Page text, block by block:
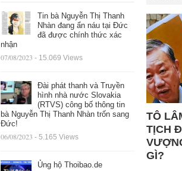
Tin bà Nguyễn Thị Thanh
Nhàn đang ẩn náu tại Đức
đã được chính thức xác
nhận
07/08/2023 - 15.069 Views
Đài phát thanh và Truyền
hình nhà nước Slovakia
(RTVS) công bố thông tin
bà Nguyễn Thị Thanh Nhàn trốn sang
Đức!
06/08/2023 - 5.165 Views
Ủng hộ Thoibao.de
TÔ
TỊCH
GÌ?